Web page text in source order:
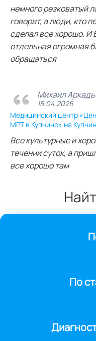
немного резковатый
говорит, а люди, кто
сделал все хорошо. И
отдельная огромная
обращаться
Михаил
15.04.2026
Медицинский центр
МРТ в Купчино» на
Все культурные и
течении суток, а
все хорошо там
По